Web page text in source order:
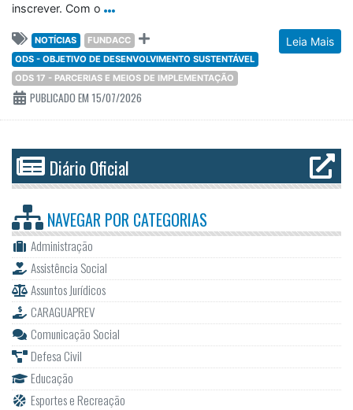
inscrever. Com o
Leia Mais
NOTÍCIAS
FUNDACC
ODS - OBJETIVO DE DESENVOLVIMENTO SUSTENTÁVEL
ODS 17 - PARCERIAS E MEIOS DE IMPLEMENTAÇÃO
PUBLICADO EM 15/07/2026
Diário Oficial
NAVEGAR POR CATEGORIAS
Administração
Assistência Social
Assuntos Jurídicos
CARAGUAPREV
Comunicação Social
Defesa Civil
Educação
Esportes e Recreação